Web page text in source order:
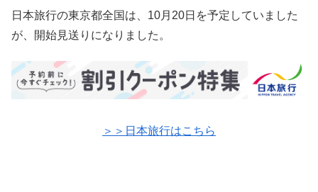
日本旅行の東京都全国は、10月20日を予定していました
が、開始見送りになりました。
＞＞日本旅行はこちら